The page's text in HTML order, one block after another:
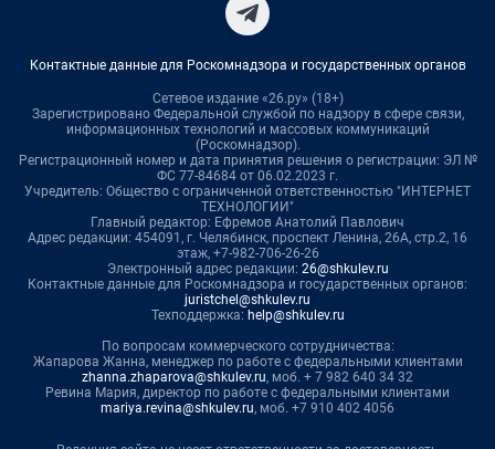
Контактные данные для Роскомнадзора и государственных органов
Сетевое издание «26.ру» (18+)
Зарегистрировано Федеральной службой по надзору в сфере связи,
информационных технологий и массовых коммуникаций
(Роскомнадзор).
Регистрационный номер и дата принятия решения о регистрации: ЭЛ №
ФС 77-84684 от 06.02.2023 г.
Учредитель: Общество с ограниченной ответственностью "ИНТЕРНЕТ
ТЕХНОЛОГИИ"
Главный редактор: Ефремов Анатолий Павлович
Адрес редакции: 454091, г. Челябинск, проспект Ленина, 26А, стр.2, 16
этаж, +7-982-706-26-26
Электронный адрес редакции: 26@shkulev.ru
Контактные данные для Роскомнадзора и государственных органов:
juristchel@shkulev.ru
Техподдержка: help@shkulev.ru
По вопросам коммерческого сотрудничества:
Жапарова Жанна, менеджер по работе с федеральными клиентами
zhanna.zhaparova@shkulev.ru, моб. + 7 982 640 34 32
Ревина Мария, директор по работе с федеральными клиентами
mariya.revina@shkulev.ru, моб. +7 910 402 4056